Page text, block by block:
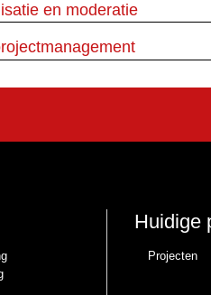
en moderatie
Huidige
Projecten